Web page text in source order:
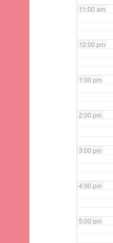
11:00 am
12:00 pm
1:00 pm
2:00 pm
3:00 pm
4:00 pm
5:00 pm